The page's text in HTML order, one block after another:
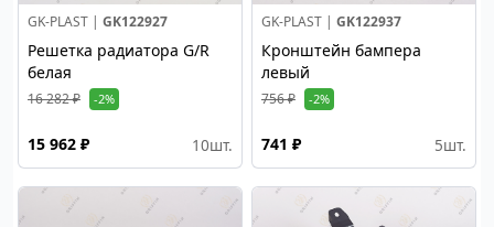
GK-PLAST | GK122927
Решетка радиатора G/R
белая
16 282 ₽ -2%
15 962 ₽ 10шт.
GK-PLAST | GK122937
Кронштейн бампера
левый
756 ₽ -2%
741 ₽ 5шт.